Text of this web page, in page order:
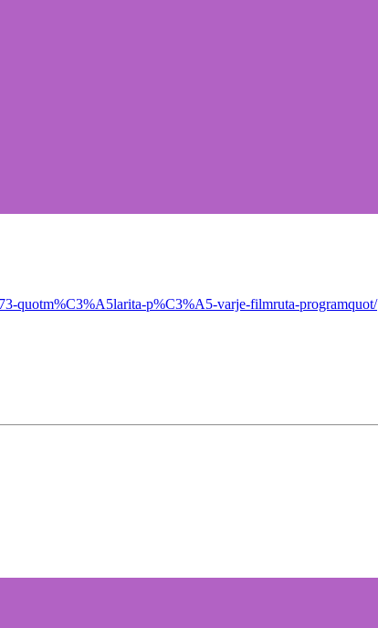
quotm%C3%A5larita-p%C3%A5-varje-filmruta-programquot/